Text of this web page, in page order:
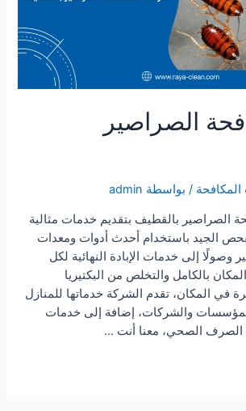
الصراصير
/ بواسطة admin
الصراصير بالقطيف بتقديم خدمات مثالية
الجيد باستخدام أحدث أدوات ومعدات
إلى خدمات الإبادة النهائية لكل
بالكامل والتخلص من البكتيريا
في المكان، تقدم الشركة خدماتها للمنازل
والشركات، إضافة إلى خدمات
الصرف الصحي، معنا أنت …